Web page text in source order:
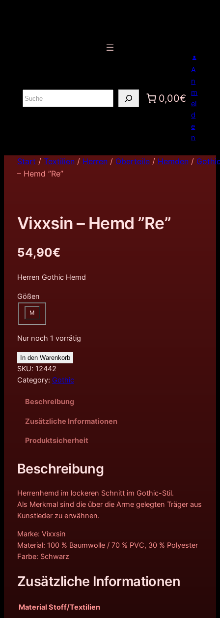
S
u
0,00€
A
n
m
el
d
e
n
Start / Textilien/ Herren/ Oberteile/ Hemden/
– Hemd ”Re”
Vixxsin – Hemd ”Re”
54,90€
Herren Gothic Hemd
Gößen
M
Nur noch 1 vorrätig
In den Warenkorb
SKU: 12442
Category: Gothic
Beschreibung
Zusätzliche Informationen
Produktsicherheit
Beschreibung
Herrenhemd im lockeren Schnitt im Gothic-Stil.
Als Merkmal sind die über die Arme gelegten Träger aus
Kunstleder zu erwähnen.
Marke: Vixxsin
Material: 100 % Baumwolle / 70 % PVC, 30 % Polyester
Farbe: Schwarz
Zusätzliche Informationen
Material Stoff/Textilien